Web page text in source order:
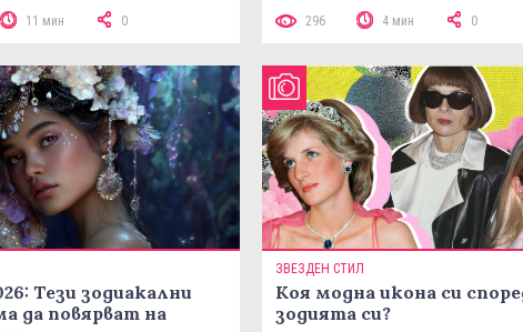
11 мин 0 296 4 мин 0
Тези зодиакални
да повярват на
ЗВЕЗДЕН СТИЛ
Коя модна икона си
зодията си?